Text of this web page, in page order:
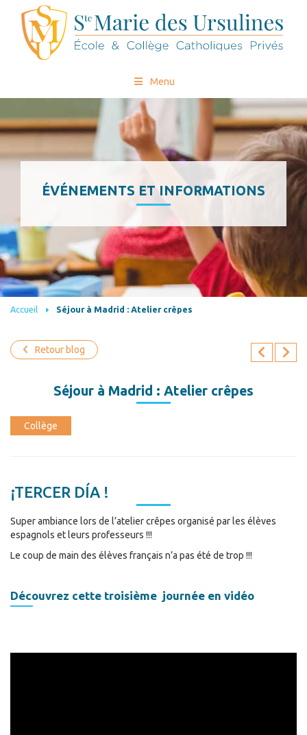
Menu
ÉVÉNEMENTS ET INFORMATIONS
Accueil Séjour à Madrid : Atelier crêpes
Retour blog
Séjour à Madrid : Atelier crêpes
Collège
¡TERCER DÍA !
Super ambiance lors de l’atelier crêpes organisé par les élèves
espagnols et leurs professeurs !!!
Le coup de main des élèves français n’a pas été de trop !!!
Découvrez cette troisième journée en vidéo